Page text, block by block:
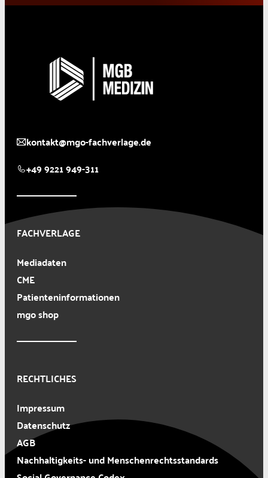
kontakt@mgo-fachverlage.de
+49 9221 949-311
FACHVERLAGE
Mediadaten
CME
Patienteninformationen
mgo shop
RECHTLICHES
Impressum
Datenschutz
AGB
Nachhaltigkeits- und Menschenrechtsstandards